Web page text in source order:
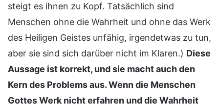
steigt es ihnen zu Kopf. Tatsächlich sind
Menschen ohne die Wahrheit und ohne das Werk
des Heiligen Geistes unfähig, irgendetwas zu tun,
aber sie sind sich darüber nicht im Klaren.) Diese
Aussage ist korrekt, und sie macht auch den
Kern des Problems aus. Wenn die Menschen
Gottes Werk nicht erfahren und die Wahrheit